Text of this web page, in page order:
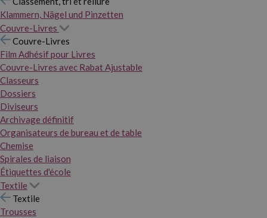
Klammern, Nägel und Pinzetten
Couvre-Livres
Couvre-Livres
Film Adhésif pour Livres
Couvre-Livres avec Rabat Ajustable
Classeurs
Dossiers
Diviseurs
Archivage définitif
Organisateurs de bureau et de table
Chemise
Spirales de liaison
Étiquettes d'école
Textile
Textile
Trousses